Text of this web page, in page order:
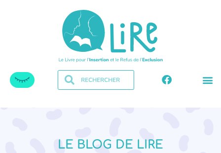
LE BLOG DE LIRE